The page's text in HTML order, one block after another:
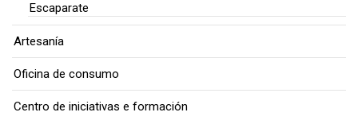
Escaparate
Artesanía
Oficina de consumo
Centro de iniciativas e formación